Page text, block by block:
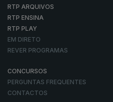
RTP ARQUIVOS
RTP ENSINA
RTP PLAY
EM DIRETO
REVER PROGRAMAS
CONCURSOS
PERGUNTAS FREQUENTES
CONTACTOS